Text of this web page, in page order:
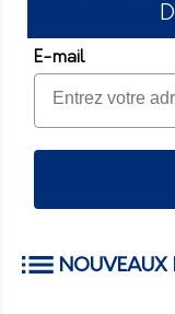
E-mail
NOUVEAUX